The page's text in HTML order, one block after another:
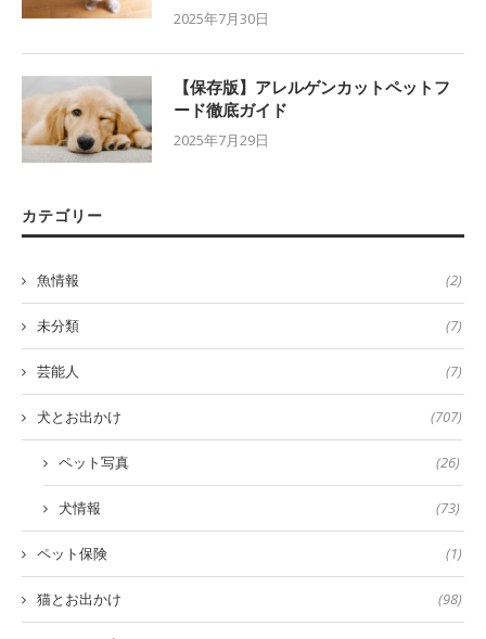
2025年7月30日
【保存版】アレルゲンカットペットフ
ード徹底ガイド
2025年7月29日
カテゴリー
魚情報 (2)
未分類 (7)
芸能人 (7)
犬とお出かけ (707)
ペット写真 (26)
犬情報 (73)
ペット保険 (1)
猫とお出かけ (98)